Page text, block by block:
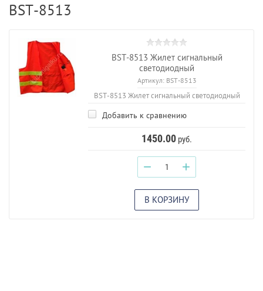
BST-8513
BST-8513 Жилет сигнальный
светодиодный
Артикул:BST-8513
BST-8513 Жилет сигнальный светодиодный
Добавить к сравнению
1450.00 руб.
− +
В КОРЗИНУ